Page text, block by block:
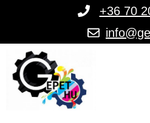
tartalomba
+36 70